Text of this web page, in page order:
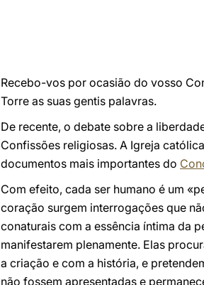
Recebo-vos por ocasião do vosso
Torre as suas gentis palavras.
De recente, o debate sobre a
Confissões religiosas. A Igreja
documentos mais importantes do
Com efeito, cada ser humano é um
coração surgem interrogações que
conaturais com a essência íntima da
manifestarem plenamente. Elas
a criação e com a história, e
não fossem apresentadas e